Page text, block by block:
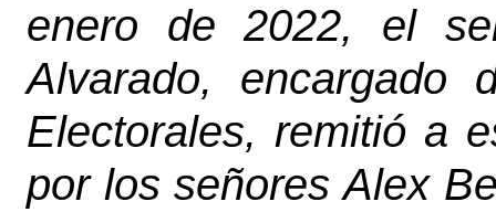
enero de 2022, el
Alvarado, encargado
Electorales, remitió a
por los señores Alex